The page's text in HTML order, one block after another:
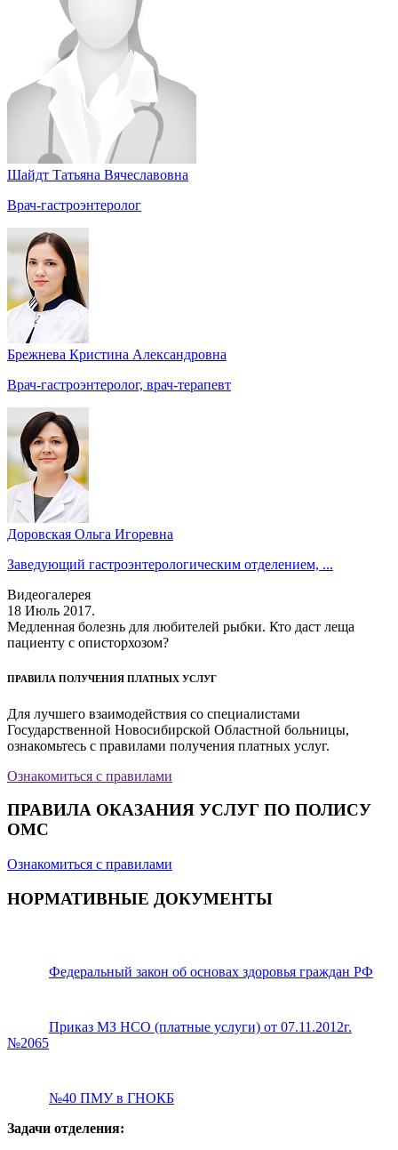
Шайдт Татьяна Вячеславовна
Врач-гастроэнтеролог
Брежнева Кристина Александровна
Врач-гастроэнтеролог, врач-терапевт
Доровская Ольга Игоревна
Заведующий гастроэнтерологическим отделением, ...
Видеогалерея
18 Июль 2017.
Медленная болезнь для любителей рыбки. Кто даст леща
пациенту с описторхозом?
ПРАВИЛА ПОЛУЧЕНИЯ ПЛАТНЫХ УСЛУГ
Для лучшего взаимодействия со специалистами
Государственной Новосибирской Областной больницы,
ознакомьтесь с правилами получения платных услуг.
Ознакомиться с правилами
ПРАВИЛА ОКАЗАНИЯ УСЛУГ ПО ПОЛИСУ
ОМС
Ознакомиться с правилами
НОРМАТИВНЫЕ ДОКУМЕНТЫ
Федеральный закон об основах здоровья граждан РФ
Приказ МЗ НСО (платные услуги) от 07.11.2012г.
№2065
№40 ПМУ в ГНОКБ
Задачи отделения: